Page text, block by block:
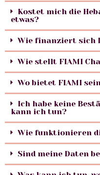
Kostet mich die
etwas?
Wie finanziert sich
Wie stellt FIAMI
Wo bietet FIAMI
Ich habe keine
kann ich tun?
Wie funktionieren
Sind meine Daten